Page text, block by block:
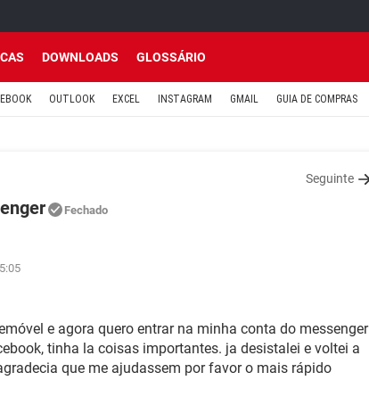
DOWNLOADS GLOSSÁRIO
OUTLOOK EXCEL INSTAGRAM GMAIL GUIA DE COMPRAS
Seguinte
Fechado
e agora quero entrar na minha conta do messenger
tinha la coisas importantes. ja desistalei e voltei a
que me ajudassem por favor o mais rápido